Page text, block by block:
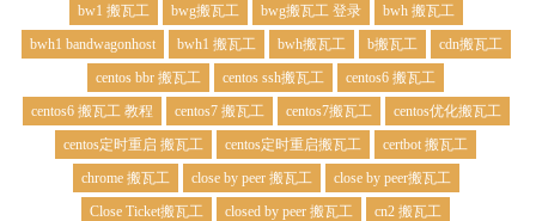
bw1 搬瓦工
bwg搬瓦工 bwg搬瓦工 登录
bwh 搬瓦工
bwh1 bandwagonhost
bwh1 搬瓦工 bwh搬瓦工 b搬瓦工
cdn搬瓦工
centos bbr 搬瓦工
centos ssh搬瓦工
centos6 搬瓦工
centos6 搬瓦工 教程
centos7 搬瓦工 centos7搬瓦工
centos优化搬瓦工
centos定时重启 搬瓦工
centos定时重启搬瓦工
certbot 搬瓦工
chrome 搬瓦工
close by peer 搬瓦工
close by peer搬瓦工
Close Ticket搬瓦工
closed by peer 搬瓦工
cn2 搬瓦工